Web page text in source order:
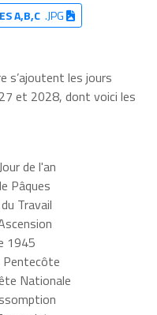
A,B,C.JPG
s’ajoutent les jours
et 2028, dont voici les
de l'an
Pâques
Travail
1945
Pentecôte
Nationale